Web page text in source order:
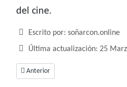
del cine.
Detalles
Escrito por: soñarcon.online
Última actualización: 25
Artículo anterior: Valeria, fuerza y
Anterior